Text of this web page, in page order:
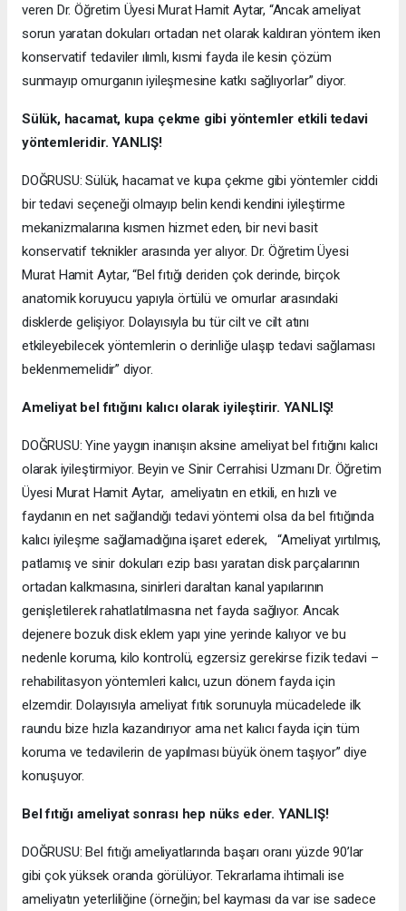
veren Dr. Öğretim Üyesi Murat Hamit Aytar, “Ancak ameliyat
sorun yaratan dokuları ortadan net olarak kaldıran yöntem iken
konservatif tedaviler ılımlı, kısmi fayda ile kesin çözüm
sunmayıp omurganın iyileşmesine katkı sağlıyorlar” diyor.
Sülük, hacamat, kupa çekme gibi yöntemler etkili tedavi
yöntemleridir. YANLIŞ!
DOĞRUSU: Sülük, hacamat ve kupa çekme gibi yöntemler ciddi
bir tedavi seçeneği olmayıp belin kendi kendini iyileştirme
mekanizmalarına kısmen hizmet eden, bir nevi basit
konservatif teknikler arasında yer alıyor. Dr. Öğretim Üyesi
Murat Hamit Aytar, “Bel fıtığı deriden çok derinde, birçok
anatomik koruyucu yapıyla örtülü ve omurlar arasındaki
disklerde gelişiyor. Dolayısıyla bu tür cilt ve cilt atını
etkileyebilecek yöntemlerin o derinliğe ulaşıp tedavi sağlaması
beklenmemelidir” diyor.
Ameliyat bel fıtığını kalıcı olarak iyileştirir. YANLIŞ!
DOĞRUSU: Yine yaygın inanışın aksine ameliyat bel fıtığını kalıcı
olarak iyileştirmiyor. Beyin ve Sinir Cerrahisi Uzmanı Dr. Öğretim
Üyesi Murat Hamit Aytar, ameliyatın en etkili, en hızlı ve
faydanın en net sağlandığı tedavi yöntemi olsa da bel fıtığında
kalıcı iyileşme sağlamadığına işaret ederek, “Ameliyat yırtılmış,
patlamış ve sinir dokuları ezip bası yaratan disk parçalarının
ortadan kalkmasına, sinirleri daraltan kanal yapılarının
genişletilerek rahatlatılmasına net fayda sağlıyor. Ancak
dejenere bozuk disk eklem yapı yine yerinde kalıyor ve bu
nedenle koruma, kilo kontrolü, egzersiz gerekirse fizik tedavi –
rehabilitasyon yöntemleri kalıcı, uzun dönem fayda için
elzemdir. Dolayısıyla ameliyat fıtık sorunuyla mücadelede ilk
raundu bize hızla kazandırıyor ama net kalıcı fayda için tüm
koruma ve tedavilerin de yapılması büyük önem taşıyor” diye
konuşuyor.
Bel fıtığı ameliyat sonrası hep nüks eder. YANLIŞ!
DOĞRUSU: Bel fıtığı ameliyatlarında başarı oranı yüzde 90’lar
gibi çok yüksek oranda görülüyor. Tekrarlama ihtimali ise
ameliyatın yeterliliğine (örneğin; bel kayması da var ise sadece